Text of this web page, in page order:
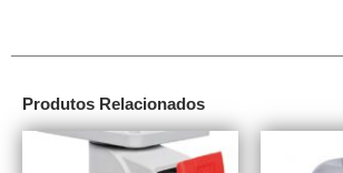
Produtos Relacionados